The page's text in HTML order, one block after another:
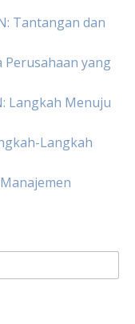
Tantangan dan
Perusahaan yang
Langkah Menuju
Langkah